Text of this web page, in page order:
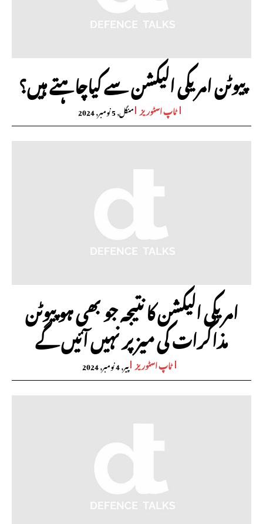
پیوٹن امریکی الیکشن سے کیاچاہتے ہیں؟
ٹاپ اسٹوریز منگل, 5 نومبر, 2024
امریکی الیکشن کا نتیجہ جو بھی ہو پیوٹن
مذاکرات کی میز پر نہیں آئیں گے
ٹاپ اسٹوریز پیر, 4 نومبر, 2024